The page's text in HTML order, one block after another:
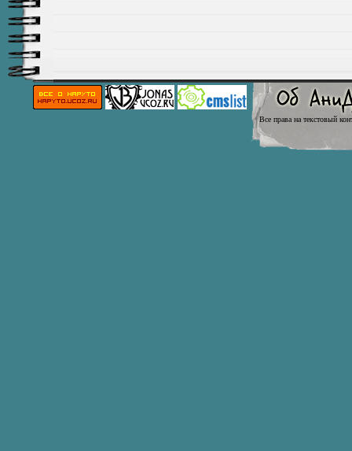
Все права на текстовый